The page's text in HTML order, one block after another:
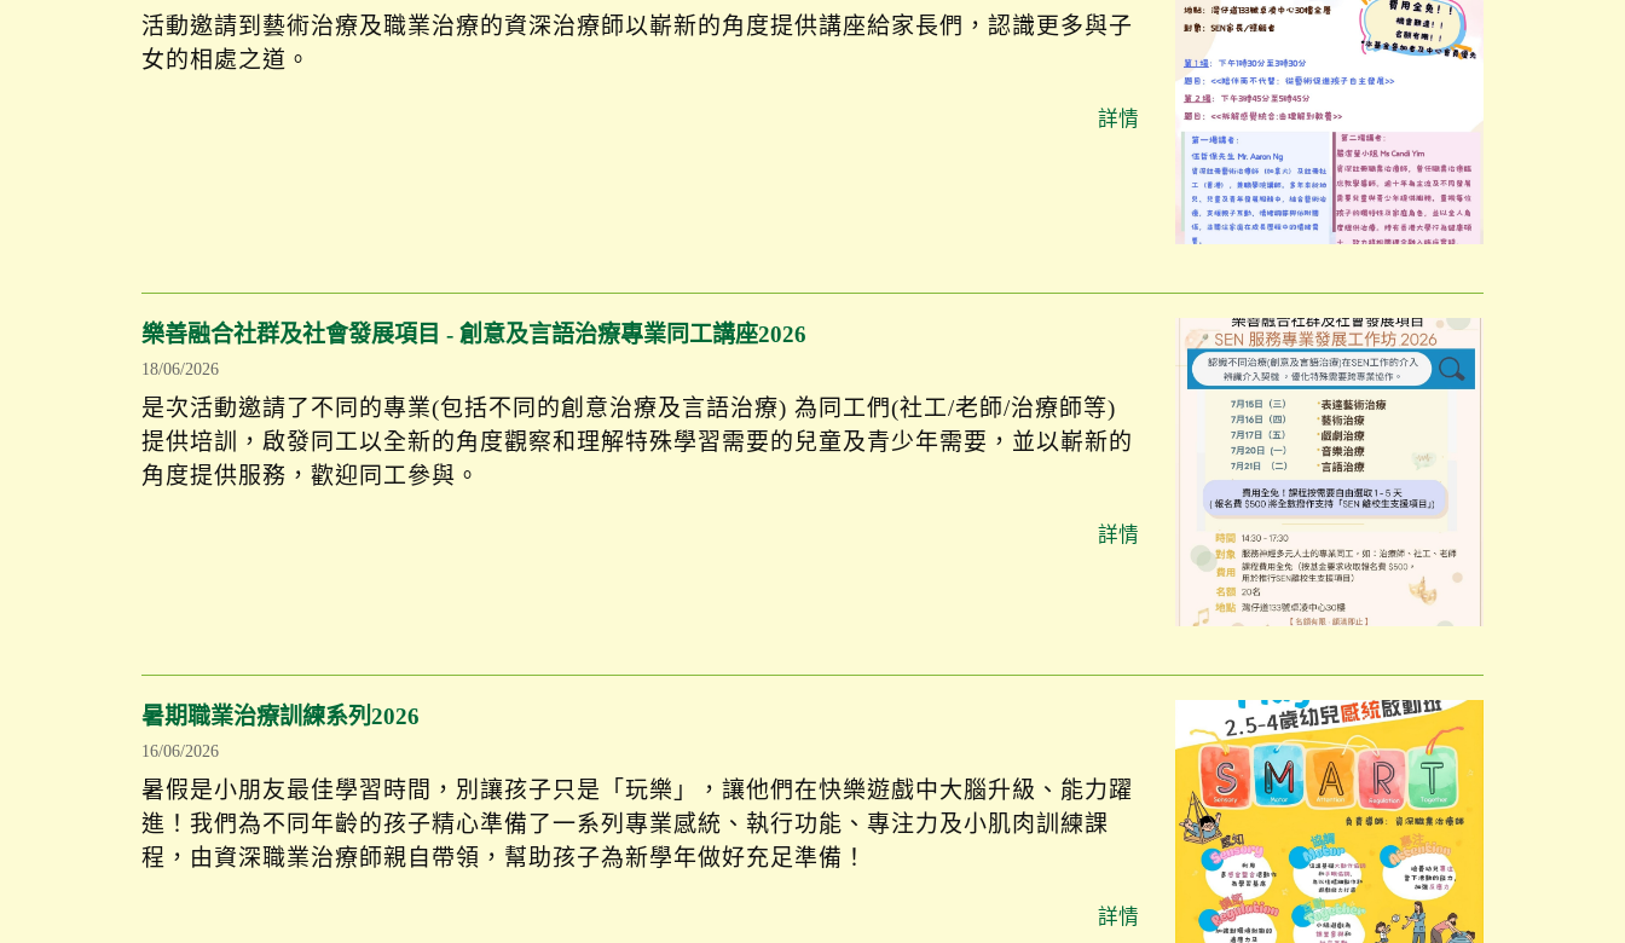
活動邀請到藝術治療及職業治療的資深治療師以嶄新的角度提供講座給家長們，認識更多與子
女的相處之道。
詳情
樂善融合社群及社會發展項目 - 創意及言語治療專業同工講座2026
18/06/2026
是次活動邀請了不同的專業(包括不同的創意治療及言語治療) 為同工們(社工/老師/治療師等)
提供培訓，啟發同工以全新的角度觀察和理解特殊學習需要的兒童及青少年需要，並以嶄新的
角度提供服務，歡迎同工參與。
詳情
暑期職業治療訓練系列2026
16/06/2026
暑假是小朋友最佳學習時間，別讓孩子只是「玩樂」，讓他們在快樂遊戲中大腦升級、能力躍
進！我們為不同年齡的孩子精心準備了一系列專業感統、執行功能、專注力及小肌肉訓練課
程，由資深職業治療師親自帶領，幫助孩子為新學年做好充足準備！
詳情